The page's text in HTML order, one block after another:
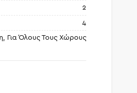
2
4
Για Όλους Τους Χώρους